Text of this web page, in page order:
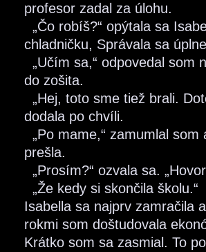
profesor zadal za úlohu.
„Čo robíš?“ opýtala sa
chladničku, Správala sa
„Učím sa,“ odpovedal som
do zošita.
„Hej, toto sme tiež brali.
dodala po chvíli.
„Po mame,“ zamumlal
prešla.
„Prosím?“ ozvala sa.
„Že kedy si skončila školu.“
Isabella sa najprv zamračila
rokmi som doštudovala
Krátko som sa zasmial. To